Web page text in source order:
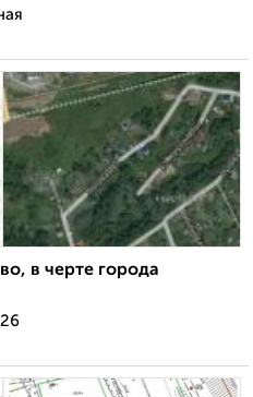
в черте города